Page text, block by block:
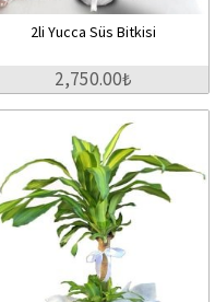
2li Yucca Süs Bitkisi
2,750.00₺